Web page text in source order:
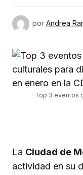
por Andrea
Top 3 eventos
La Ciudad de
actividad en su